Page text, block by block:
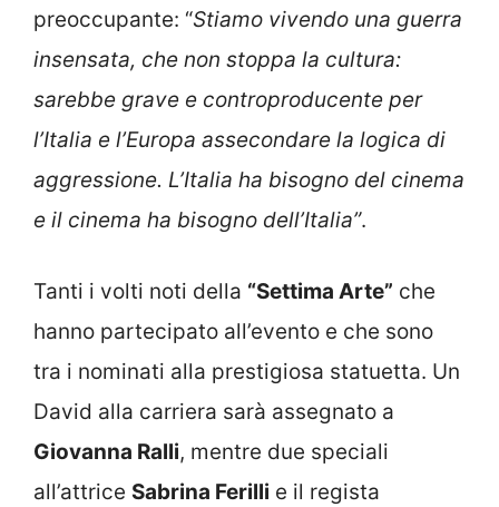
preoccupante: “Stiamo vivendo una guerra
insensata, che non stoppa la cultura:
sarebbe grave e controproducente per
l’Italia e l’Europa assecondare la logica di
aggressione. L’Italia ha bisogno del cinema
e il cinema ha bisogno dell’Italia”.
Tanti i volti noti della “Settima Arte” che
hanno partecipato all’evento e che sono
tra i nominati alla prestigiosa statuetta. Un
David alla carriera sarà assegnato a
Giovanna Ralli, mentre due speciali
all’attrice Sabrina Ferilli e il regista